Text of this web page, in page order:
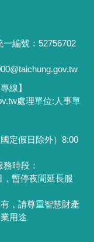
一編號：52756702
線】
處理單位: 人事單
定假日除外）8:00
時段：
暫停夜間延長服
，請尊重智慧財產
用途